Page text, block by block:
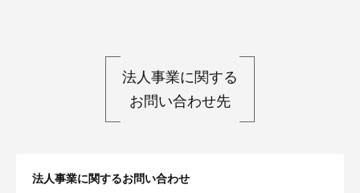
法人事業に関する
お問い合わせ先
法人事業に関するお問い合わせ